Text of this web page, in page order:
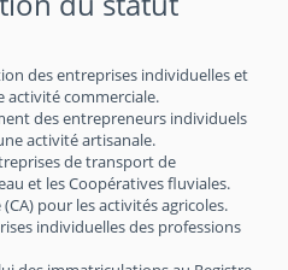
des entreprises individuelles et
activité commerciale.
des entrepreneurs individuels
activité artisanale.
de transport de
et les Coopératives fluviales.
pour les activités agricoles.
individuelles des professions